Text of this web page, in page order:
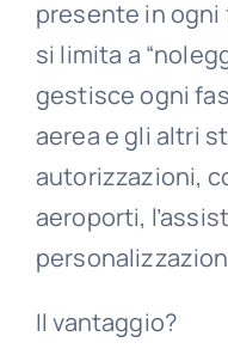
presente in ogni
si limita a
gestisce ogni
aerea e gli altri
autorizzazioni,
aeroporti,
Il vantaggio?